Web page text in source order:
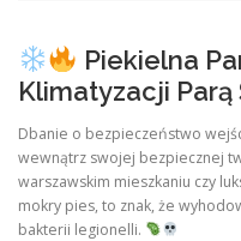
Piekielna
Klimatyzacji
Dbanie o bezpieczeństwo
wewnątrz swojej bezpiecznej
warszawskim mieszkaniu czy
mokry pies, to znak, że
bakterii legionelli.